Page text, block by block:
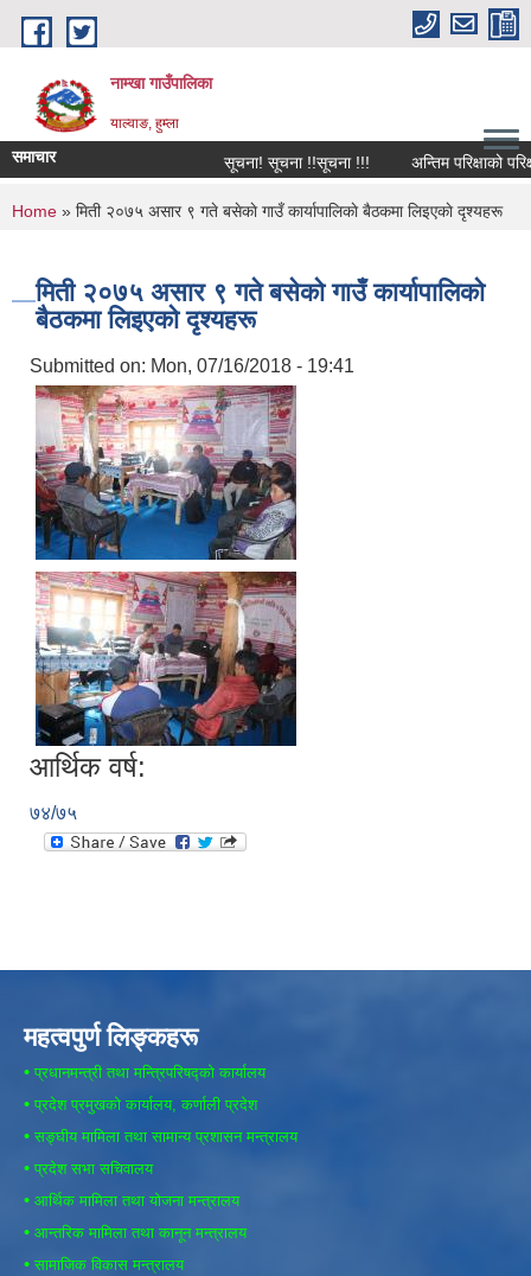
Skip to main content
नाम्खा गाउँपालिका
याल्वाङ, हुम्ला
समाचार सूचना! सूचना !!सूचना !!! अन्तिम परिक्षाको
You are here
Home » मिती २०७५ असार ९ गते बसेकाे गाउँ कार्यापालिकाे बैठकमा लिइएकाे दृश्यहरू
मिती २०७५ असार ९ गते बसेकाे गाउँ कार्यापालिकाे
बैठकमा लिइएकाे दृश्यहरू
Submitted on: Mon, 07/16/2018 - 19:41
आर्थिक वर्ष:
७४/७५
महत्वपुर्ण लिङ्कहरू
• प्रधानमन्त्री तथा मन्त्रिपरिषद्को कार्यालय
• प्रदेश प्रमुखको कार्यालय, कर्णाली प्रदेश
• सङ्घीय मामिला तथा सामान्य प्रशासन मन्त्रालय
• प्रदेश सभा सचिवालय
• आर्थिक मामिला तथा योजना मन्त्रालय
• आन्तरिक मामिला तथा कानून मन्त्रालय
• सामाजिक विकास मन्त्रालय